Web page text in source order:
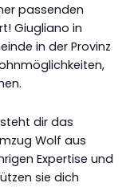
passenden
Giugliano in
in der Provinz
dir das
Wolf aus
Expertise und
sie dich